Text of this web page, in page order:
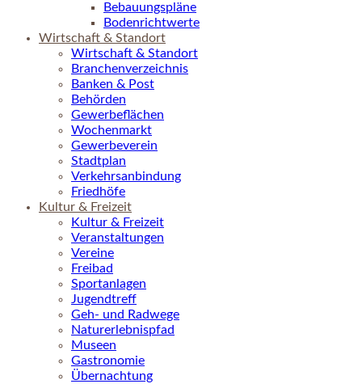
Bebauungspläne
Bodenrichtwerte
Wirtschaft & Standort
Wirtschaft & Standort
Branchenverzeichnis
Banken & Post
Behörden
Gewerbeflächen
Wochenmarkt
Gewerbeverein
Stadtplan
Verkehrsanbindung
Friedhöfe
Kultur & Freizeit
Kultur & Freizeit
Veranstaltungen
Vereine
Freibad
Sportanlagen
Jugendtreff
Geh- und Radwege
Naturerlebnispfad
Museen
Gastronomie
Übernachtung